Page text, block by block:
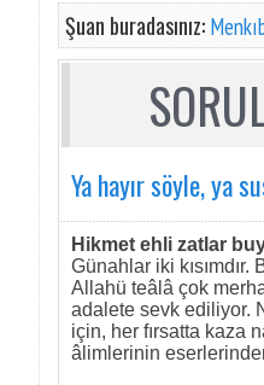
Şuan buradasınız:
Ya hayır söyle, ya
Hikmet ehli zatlar
Günahlar iki
Allahü teâlâ çok
adalete sevk ediliyor.
için, her fırsatta kaza
âlimlerinin